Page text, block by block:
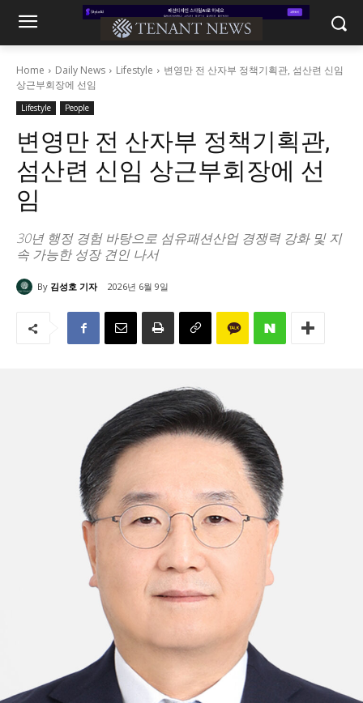
Home Daily News Lifestyle
변영만 전 산자부 정책기획관, 섬산련 신임
상근부회장에 선임
Lifestyle People
변영만 전 산자부 정책기획관,
섬산련 신임 상근부회장에 선
임
30년 행정 경험 바탕으로 섬유패션산업 경쟁력 강화 및 지
속 가능한 성장 견인 나서
By 김성호 기자 2026년 6월 9일